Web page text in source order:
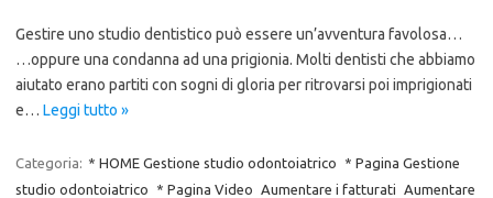
Gestire uno studio dentistico può essere un’avventura favolosa…
…oppure una condanna ad una prigionia. Molti dentisti che abbiamo
aiutato erano partiti con sogni di gloria per ritrovarsi poi imprigionati
e… Leggi tutto »
Categoria: * HOME Gestione studio odontoiatrico
* Pagina Gestione
studio odontoiatrico
* Pagina Video Aumentare i fatturati Aumentare